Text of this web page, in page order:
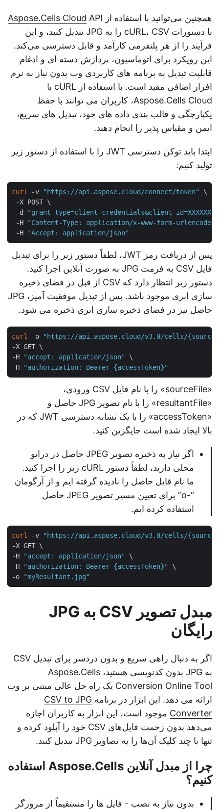
همچنین می‌توانید با استفاده از Aspose.Cells CloudAPI
با دستورات cURL، CSV را به JPG تبدیل کنید، و این
فرآیند را از هر پلتفرمی کارآمد و قابل دسترسی می‌کند.
این رویکرد برای اتوماسیون، پردازش دسته ای و ادغام
قابلیت تبدیل به برنامه های کاربردی وب بدون نیاز به نرم
افزار اضافی مفید است. با استفاده از cURL با
Aspose.Cells Cloud، کاربران می توانند با حفظ
یکپارچگی و قالب بندی داده های خود، تبدیل های سریع،
ایمن و مقیاس پذیر را انجام دهند.
ابتدا باید توکن دسترسی JWT را با استفاده از دستور زیر
تولید کنیم:
curl -v "https://api.aspose.cloud/connect/token" \
-X POST \
-d "grant_type=client_credentials&client_id=XXXXXX-
-H "Content-Type: application/x-www-form-
-H "Accept: application/json"
پس از دریافت رمز JWT، لطفاً دستور زیر را برای تبدیل
فایل CSV به فرمت JPG به صورت آنلاین اجرا کنید.
دستور زیر انتظار دارد که CSV از قبل در فضای ذخیره
سازی ابری موجود باشد. پس از تبدیل موفقیت آمیز، JPG
حاصل نیز در فضای ذخیره سازی ابری ذخیره می شود.
curl -o "https://api.aspose.cloud/v3.0/cells/
-X GET \
-H "accept: application/json" \
-H "authorization: Bearer {accessToken}"
«sourceFile» را با نام فایل CSV ورودی،
«resultantFile» را با نام تصویر JPG حاصل و
«accessToken» را با یک نشانه دسترسی JWT که در
بالا ایجاد شده است جایگزین کنید.
اگر نیاز به ذخیره تصویر JPEG حاصل در درایو
محلی دارید، لطفاً دستور cURL زیر را اجرا کنید.
ما نام فایل حاصل را نادیده گرفته ایم و از آرگومان
“-o” برای تعیین مسیر تصویر JPEG حاصل
استفاده کرده ایم.
curl -v "https://api.aspose.cloud/v3.0/cells/
-X GET \
-H "accept: application/json" \
-H "authorization: Bearer {accessToken}" \
-o "myResultant.jpg"
مبدل تصویر CSV به JPG
رایگان
اگر به دنبال راهی سریع و بدون دردسر برای تبدیل CSV
به JPG بدون کدنویسی هستید، Aspose.Cells
Conversion Online Tool یک راه حل عالی مبتنی بر وب
ارائه می دهد. این ابزار در برنامهCSV to JPG
Converterموجود است، این ابزار به کاربران اجازه
می‌دهد بدون زحمت فایل‌های CSV خود را آپلود کرده و
تنها با چند کلیک آن‌ها را به تصاویر JPG تبدیل کنند.
چرا از مبدل آنلاین Aspose.Cells استفاده
کنیم؟
بدون نیاز به نصب - فایل ها را مستقیماً از مرورگر